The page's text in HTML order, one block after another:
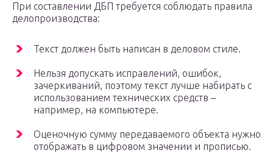
При составлении ДБП требуется соблюдать правила
делопроизводства:
Текст должен быть написан в деловом стиле.
Нельзя допускать исправлений, ошибок,
зачеркиваний, поэтому текст лучше набирать с
использованием технических средств –
например, на компьютере.
Оценочную сумму передаваемого объекта нужно
отображать в цифровом значении и прописью.